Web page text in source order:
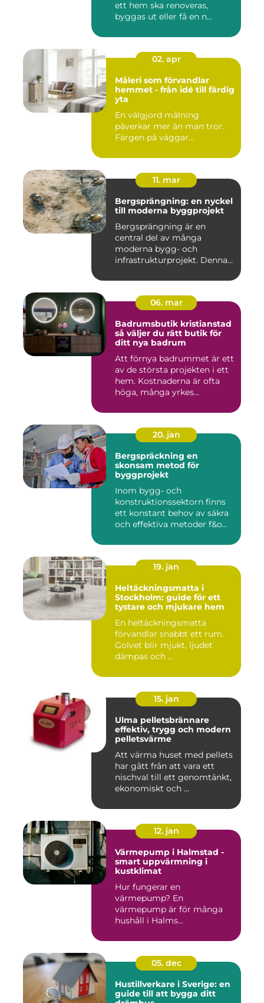
ett hem ska renoveras,
byggas ut eller få en n...
02. apr
Måleri som förvandlar
hemmet - från idé till färdig
yta
En välgjord målning
påverkar mer än man tror.
Färgen på väggar...
11. mar
Bergsprängning: en nyckel
till moderna byggprojekt
Bergsprängning är en
central del av många
moderna bygg- och
infrastrukturprojekt. Denna
06. mar
Badrumsbutik kristianstad
så väljer du rätt butik för
ditt nya badrum
Att förnya badrummet är ett
av de största projekten i ett
hem. Kostnaderna är ofta
höga, många yrkes...
20. jan
Bergspräckning en
skonsam metod för
byggprojekt
Inom bygg- och
konstruktionssektorn finns
ett konstant behov av säkra
och effektiva metoder f&o...
19. jan
Heltäckningsmatta i
Stockholm: guide för ett
tystare och mjukare hem
En heltäckningsmatta
förvandlar snabbt ett rum.
Golvet blir mjukt, ljudet
dämpas och ...
15. jan
Ulma pelletsbrännare
effektiv, trygg och modern
pelletsvärme
Att värma huset med pellets
har gått från att vara ett
nischval till ett genomtänkt,
ekonomiskt och ...
12. jan
Värmepump i Halmstad -
smart uppvärmning i
kustklimat
Hur fungerar en
värmepump? En
värmepump är för många
hushåll i Halms...
05. dec
Hustillverkare i Sverige: en
guide till att bygga ditt